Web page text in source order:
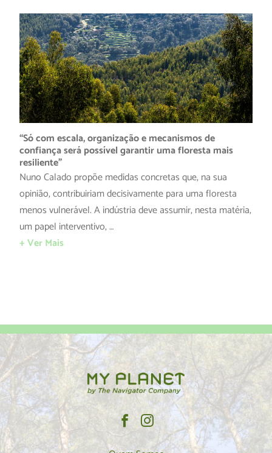
“Só com escala, organização e mecanismos de
confiança será possível garantir uma floresta mais
resiliente”
Nuno Calado propõe medidas concretas que, na sua
opinião, contribuiriam decisivamente para uma floresta
menos vulnerável. A indústria deve assumir, nesta matéria,
um papel interventivo, …
+ Ver Mais